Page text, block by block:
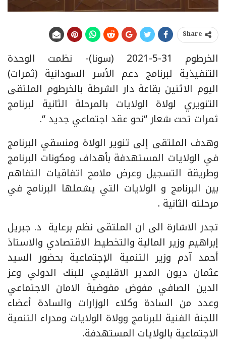
Share
الخرطوم 31-5-2021 (سونا)- نظمت الوحدة
التنفيذية لبرنامج دعم الأسر السودانية (ثمرات)
اليوم الاثنين بقاعة دار الشرطة بالخرطوم الملتقى
التنويري لولاة الولايات بالمرحلة الثانية لبرنامج
ثمرات تحت شعار “نحو عقد اجتماعي جديد “.
وهدف الملتقى إلى تنوير الولاة ومنسقي البرنامج
في الولايات المستهدفة بأهداف ومكونات البرنامج
وطريقة التسجيل وعرض ملامح اتفاقيات التفاهم
بين البرنامج و الولايات التي يشملها البرنامج في
مرحلته الثانية .
تجدر الاشارة الى ان الملتقى نظم برعاية د. جبريل
إبراهيم وزير المالية والتخطيط الاقتصادي والاستاذ
أحمد آدم وزير التنمية الإجتماعية بحضور السيد
عثمان ديون المدير الاقليمي للبنك الدولي وعز
الدين الصافي مفوض مفوضية الامان الاجتماعي
وعدد من السادة وكلاء الوزارات والسادة أعضاء
اللجنة الفنية للبرنامج وولاة الولايات ومدراء التنمية
الاجتماعية بالولايات المستهدفة.